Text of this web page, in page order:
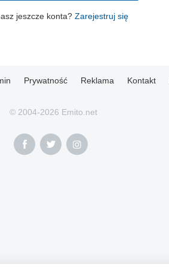
jeszcze konta? Zarejestruj się
Prywatność Reklama Kontakt
© 2004-2026 Emito.net